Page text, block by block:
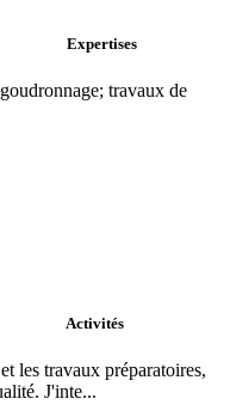
Expertises
travaux de
Activités
les travaux préparatoires,
J'inte...